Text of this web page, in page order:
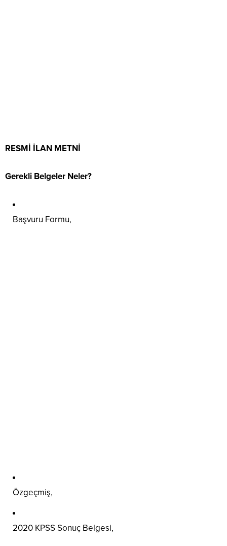
RESMİ İLAN METNİ
Gerekli Belgeler Neler?
Başvuru Formu,
Özgeçmiş,
2020 KPSS Sonuç Belgesi,